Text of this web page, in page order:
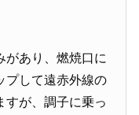
があり、燃焼口に
プして遠赤外線の
すが、調子に乗っ